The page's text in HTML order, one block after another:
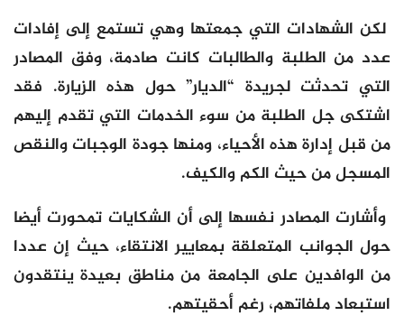
لكن الشهادات التي جمعتها وهي تستمع إلى إفادات
عدد من الطلبة والطالبات كانت صادمة، وفق المصادر
التي تحدثت لجريدة “الديار” حول هذه الزيارة. فقد
اشتكى جل الطلبة من سوء الخدمات التي تقدم إليهم
من قبل إدارة هذه الأحياء، ومنها جودة الوجبات والنقص
المسجل من حيث الكم والكيف.
وأشارت المصادر نفسها إلى أن الشكايات تمحورت أيضا
حول الجوانب المتعلقة بمعايير الانتقاء، حيث إن عددا
من الوافدين على الجامعة من مناطق بعيدة ينتقدون
استبعاد ملفاتهم، رغم أحقيتهم.